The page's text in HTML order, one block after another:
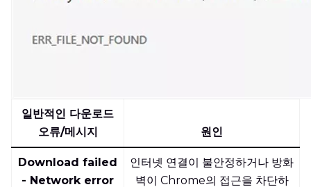
일반적인 다운로드
오류/메시지
원인
Download failed
- Network error
인터넷 연결이 불안정하거나 방화
벽이 Chrome의 접근을 차단하